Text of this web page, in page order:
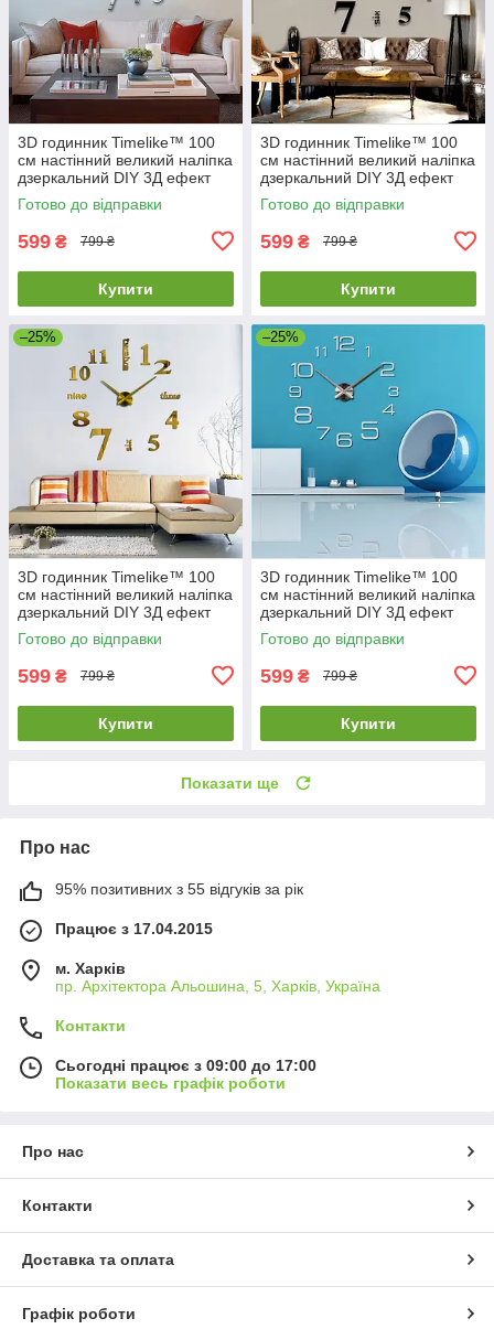
3D годинник Timelike™ 100
см настінний великий наліпка
дзеркальний DIY 3Д ефект
Написи-S сріблястий
Готово до відправки
599 ₴ 799 ₴
Купити
3D годинник Timelike™ 100
см настінний великий наліпка
дзеркальний DIY 3Д ефект
Написи-B чорний
Готово до відправки
599 ₴ 799 ₴
Купити
–25%
3D годинник Timelike™ 100
см настінний великий наліпка
дзеркальний DIY 3Д ефект
Написи-G золотистий
Готово до відправки
599 ₴ 799 ₴
Купити
–25%
3D годинник Timelike™ 100
см настінний великий наліпка
дзеркальний DIY 3Д ефект
Арабські3-S сріблястий
Готово до відправки
599 ₴ 799 ₴
Купити
Показати ще
Про нас
95% позитивних з 55 відгуків за рік
Працює з 17.04.2015
м. Харків
пр. Архітектора Альошина, 5, Харків, Україна
Контакти
Сьогодні працює з 09:00 до 17:00
Показати весь графік роботи
Про нас
Контакти
Доставка та оплата
Графік роботи